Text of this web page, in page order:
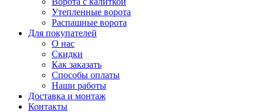
Утепленные ворота
Распашные ворота
Для покупателей
О нас
Скидки
Как заказать
Способы оплаты
Наши работы
Доставка и монтаж
Контакты